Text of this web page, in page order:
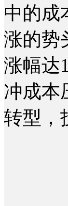
中的成
涨的势
涨幅达
冲成本
转型，